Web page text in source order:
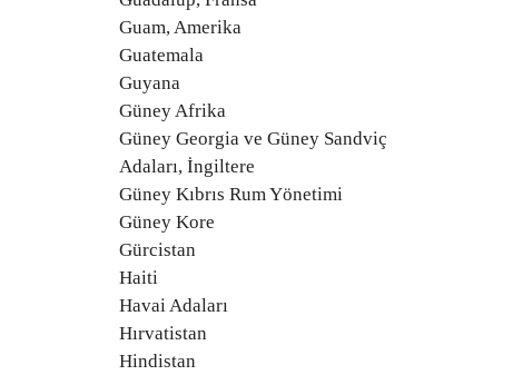
Guam, Amerika
Guatemala
Guyana
Güney Afrika
Güney Georgia ve Güney Sandviç
Adaları, İngiltere
Güney Kıbrıs Rum Yönetimi
Güney Kore
Gürcistan
Haiti
Havai Adaları
Hırvatistan
Hindistan